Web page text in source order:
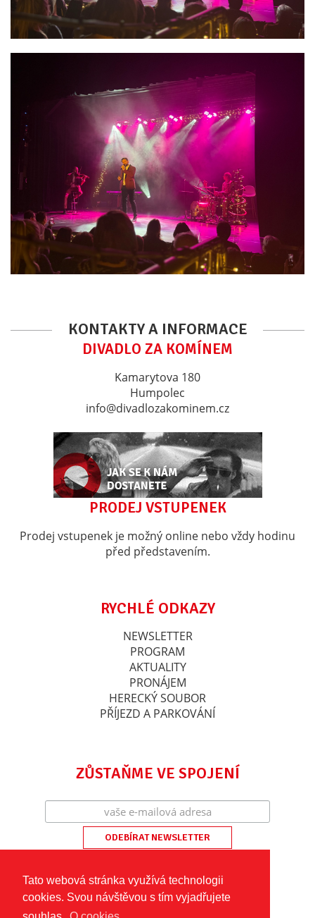
Tato webová stránka využívá technologii
cookies. Svou návštěvou s tím vyjadřujete
KONTAKTY A INFORMACE
DIVADLO ZA KOMÍNEM
Kamarytova 180
Humpolec
info@divadlozakominem.cz
PRODEJ VSTUPENEK
Prodej vstupenek je možný online nebo vždy hodinu
před představením.
RYCHLÉ ODKAZY
NEWSLETTER
PROGRAM
AKTUALITY
PRONÁJEM
HERECKÝ SOUBOR
PŘÍJEZD A PARKOVÁNÍ
ZŮSTAŇME VE SPOJENÍ